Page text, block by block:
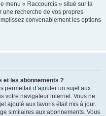
menu « Raccourcis » situé sur la
une recherche de vos propres
convenablement les options
et les abonnements ?
permettait d’ajouter un sujet aux
votre navigateur internet. Vous ne
ajouté aux favoris était mis à jour.
similaires aux abonnements. Vous